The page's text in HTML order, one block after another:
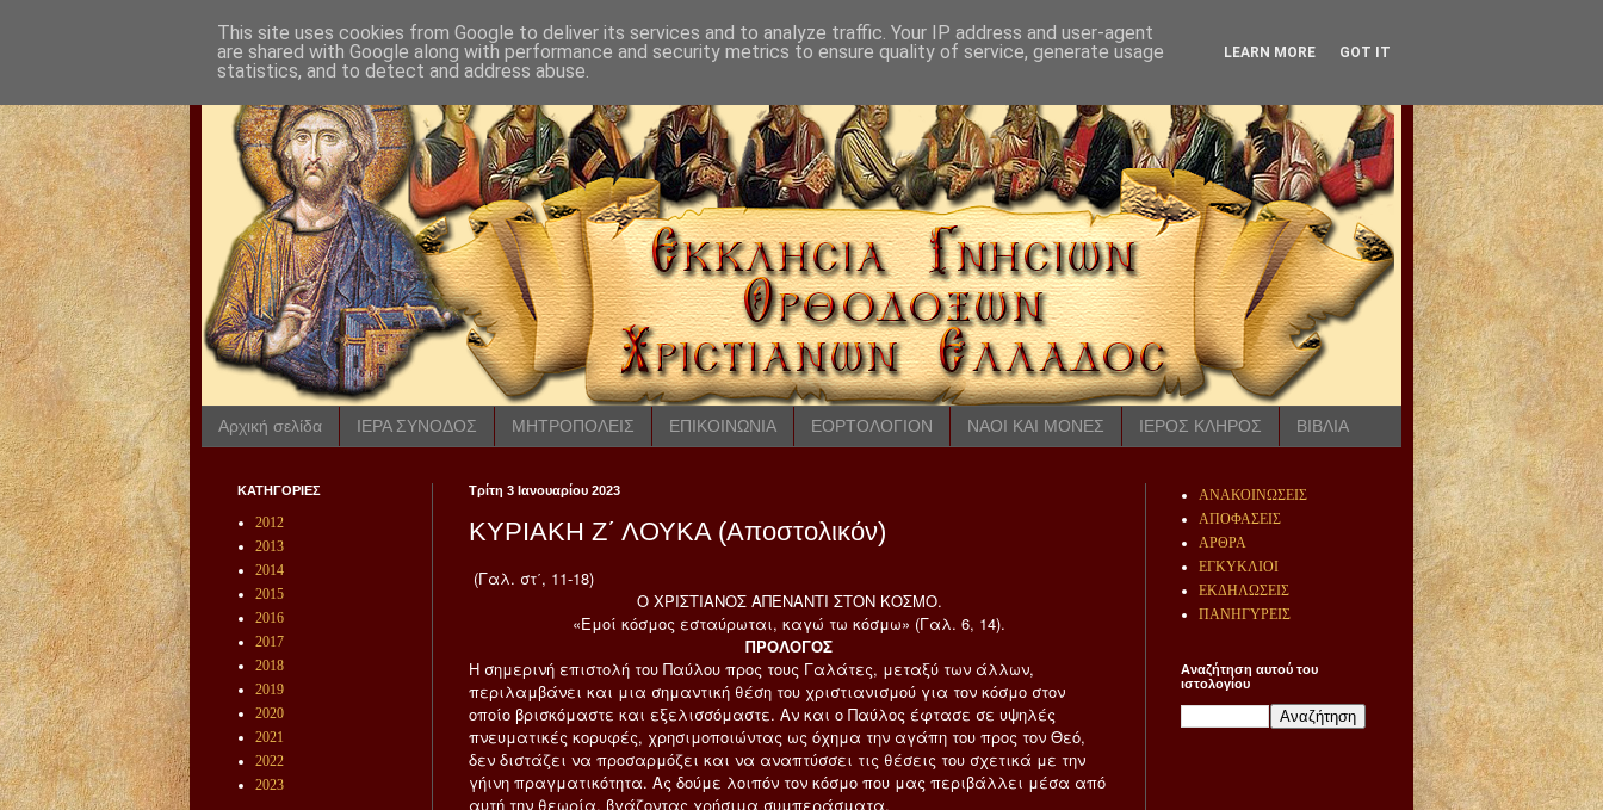
Αρχική σελίδα ΙΕΡΑ ΣΥΝΟΔΟΣ ΜΗΤΡΟΠΟΛΕΙΣ ΕΠΙΚΟΙΝΩΝΙΑ ΕΟΡΤΟΛΟΓΙΟΝ ΝΑΟΙ ΚΑΙ ΜΟΝΕΣ ΙΕΡΟΣ ΚΛΗΡΟΣ ΒΙΒΛΙΑ
Τρίτη 3 Ιανουαρίου 2023
ΚΥΡΙΑΚΗ Ζ΄ ΛΟΥΚΑ (Αποστολικόν)
(Γαλ. στ΄, 11-18)
Ο ΧΡΙΣΤΙΑΝΟΣ ΑΠΕΝΑΝΤΙ ΣΤΟΝ ΚΟΣΜΟ.
«Εμοί κόσμος εσταύρωται, καγώ τω κόσμω» (Γαλ. 6, 14).
ΠΡΟΛΟΓΟΣ
Η σημερινή επιστολή του Παύλου προς τους Γαλάτες, μεταξύ των άλλων,
περιλαμβάνει και μια σημαντική θέση του χριστιανισμού για τον κόσμο στον
οποίο βρισκόμαστε και εξελισσόμαστε. Αν και ο Παύλος έφτασε σε υψηλές
πνευματικές κορυφές, χρησιμοποιώντας ως όχημα την αγάπη του προς τον Θεό,
δεν διστάζει να προσαρμόζει και να αναπτύσσει τις θέσεις του σχετικά με την
γήινη πραγματικότητα. Ας δούμε λοιπόν τον κόσμο που μας περιβάλλει μέσα από
αυτή την θεωρία, βγάζοντας χρήσιμα συμπεράσματα.
ΚΑΤΗΓΟΡΙΕΣ
2012
2013
2014
2015
2016
2017
2018
2019
2020
2021
2022
2023
ΑΝΑΚΟΙΝΩΣΕΙΣ
ΑΠΟΦΑΣΕΙΣ
ΑΡΘΡΑ
ΕΓΚΥΚΛΙΟΙ
ΕΚΔΗΛΩΣΕΙΣ
ΠΑΝΗΓΥΡΕΙΣ
Αναζήτηση αυτού του
ιστολογίου
This site uses cookies from Google to deliver its services and to analyze traffic. Your IP address and user-agent
are shared with Google along with performance and security metrics to ensure quality of service, generate usage
statistics, and to detect and address abuse.
LEARN MORE GOT IT